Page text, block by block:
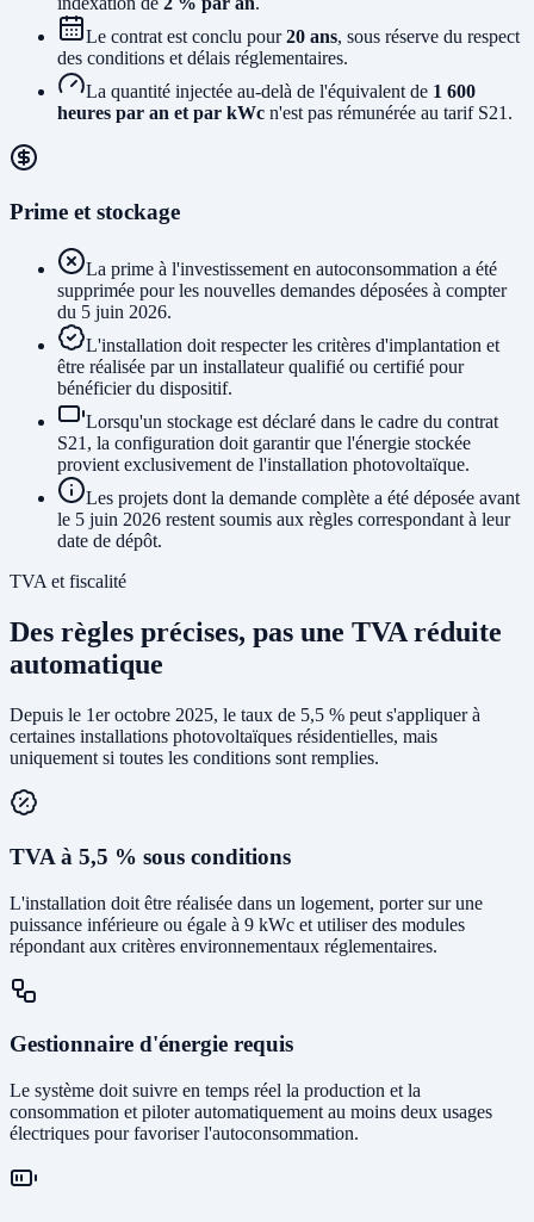
Le contrat est conclu pour20 ans, sous réserve du respect
des conditions et délais réglementaires.
La quantité injectée au-delà de l'équivalent de 1 600
heures par an et par kWc n'est pas rémunérée au tarif S21.
Prime et stockage
La prime à l'investissement en autoconsommation a été
supprimée pour les nouvelles demandes déposées à compter
du 5 juin 2026.
L'installation doit respecter les critères d'implantation et
être réalisée par un installateur qualifié ou certifié pour
bénéficier du dispositif.
Lorsqu'un stockage est déclaré dans le cadre du contrat
S21, la configuration doit garantir que l'énergie stockée
provient exclusivement de l'installation photovoltaïque.
Les projets dont la demande complète a été déposée avant
le 5 juin 2026 restent soumis aux règles correspondant à leur
date de dépôt.
TVA et fiscalité
Des règles précises, pas une TVA réduite
automatique
Depuis le 1er octobre 2025, le taux de 5,5 % peut s'appliquer à
certaines installations photovoltaïques résidentielles, mais
uniquement si toutes les conditions sont remplies.
TVA à 5,5 % sous conditions
L'installation doit être réalisée dans un logement, porter sur une
puissance inférieure ou égale à 9 kWc et utiliser des modules
répondant aux critères environnementaux réglementaires.
Gestionnaire d'énergie requis
Le système doit suivre en temps réel la production et la
consommation et piloter automatiquement au moins deux usages
électriques pour favoriser l'autoconsommation.